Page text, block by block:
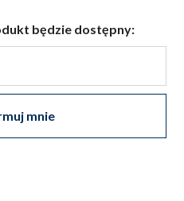
będzie dostępny:
mnie